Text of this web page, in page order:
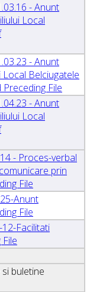
- Anunt
Local
- Anunt
Belciugatele
- Anunt
Local
- Proces-verbal
prin
Anunt
Facilitati
buletine